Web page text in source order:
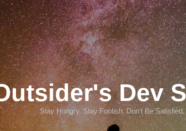
Dev
Stay Hungry. Stay Foolish. Don't Be Satisfied.